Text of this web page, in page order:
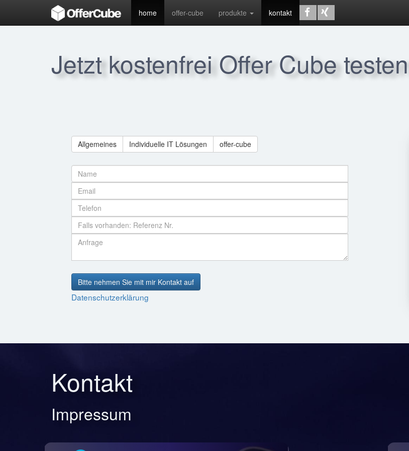
home offer-cube produkte kontakt
Jetzt kostenfrei Offer Cube testen
Allgemeines Individuelle IT Lösungen offer-cube
Bitte nehmen Sie mit mir Kontakt auf
Datenschutzerklärung
Kontakt
Impressum